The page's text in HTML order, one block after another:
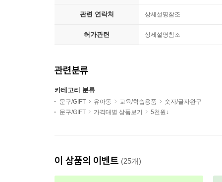
관련 연락처 상세설명참조
허가관련 상세설명참조
관련분류
카테고리 분류
문구/GIFT 유아동 교육/학습용품
숫자/글자완구
문구/GIFT
가격대별 상품보기 5천원↓
이 상품의 이벤트 (25개)